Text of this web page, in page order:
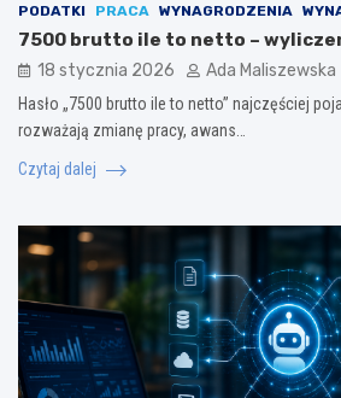
PODATKI PRACA WYNAGRODZENIA
7500 brutto ile to netto –
18 stycznia 2026 Ada Maliszewska
Hasło „7500 brutto ile to netto” najczęściej
rozważają zmianę pracy, awans…
Czytaj dalej